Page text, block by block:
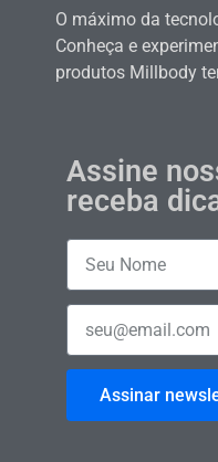
O máximo da
Conheça e
produtos Millbody
Assine
receba
Assinar